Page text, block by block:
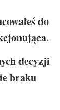
do
decyzji
braku